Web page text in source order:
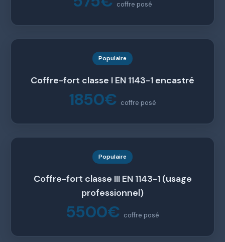
coffre posé
Populaire
Coffre-fort classe I EN 1143-1 encastré
1850€ coffre posé
Populaire
Coffre-fort classe III EN 1143-1 (usage
professionnel)
5500€ coffre posé